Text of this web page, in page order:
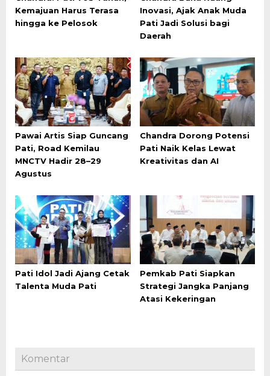
Kemajuan Harus Terasa
hingga ke Pelosok
Inovasi, Ajak Anak Muda
Pati Jadi Solusi bagi
Daerah
Pawai Artis Siap Guncang
Pati, Road Kemilau
MNCTV Hadir 28–29
Agustus
Chandra Dorong Potensi
Pati Naik Kelas Lewat
Kreativitas dan AI
Pati Idol Jadi Ajang Cetak
Talenta Muda Pati
Pemkab Pati Siapkan
Strategi Jangka Panjang
Atasi Kekeringan
Komentar